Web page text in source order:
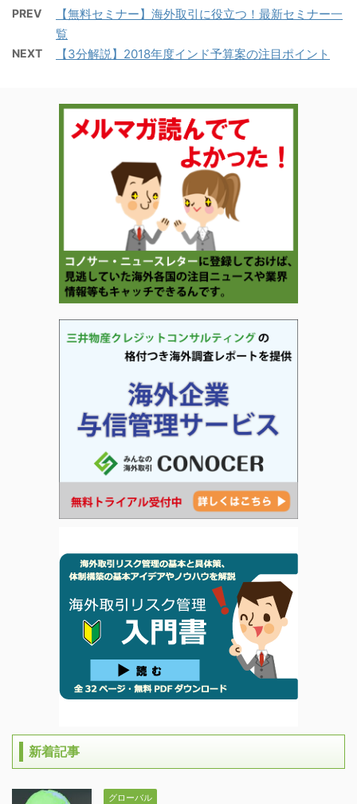
PREV
【無料セミナー】海外取引に役立つ！最新セミナー一
覧
NEXT 【3分解説】2018年度インド予算案の注目ポイント
新着記事
グローバル